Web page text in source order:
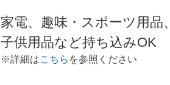
家電、趣味・スポーツ用品、
子供用品など持ち込みOK
※詳細はこちら を参照ください